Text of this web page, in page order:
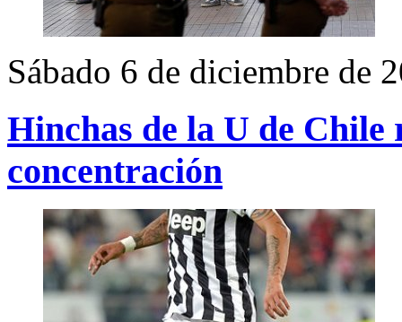
Sábado 6 de diciembre de
Hinchas de la U de Chile
concentración